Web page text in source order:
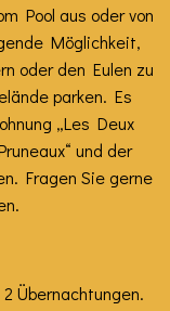
Pool aus oder von
Möglichkeit,
oder den Eulen zu
parken. Es
„Les Deux
und der
Fragen Sie gerne
Übernachtungen.